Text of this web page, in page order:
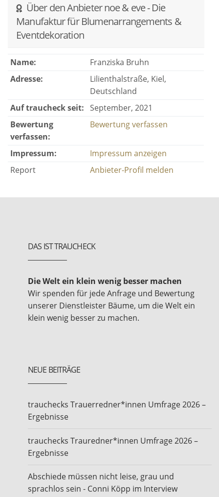
Über den Anbieter noe & eve - Die
Manufaktur für Blumenarrangements &
Eventdekoration
Name:
Franziska Bruhn
Adresse:
Lilienthalstraße, Kiel,
Deutschland
Auf traucheck seit:
September, 2021
Bewertung
verfassen:
Bewertung verfassen
Impressum:
Impressum anzeigen
Report
Anbieter-Profil melden
DAS IST TRAUCHECK
Die Welt ein klein wenig besser machen
Wir spenden für jede Anfrage und Bewertung
unserer Dienstleister Bäume, um die Welt ein
klein wenig besser zu machen.
NEUE BEITRÄGE
trauchecks Trauerredner*innen Umfrage 2026 –
Ergebnisse
trauchecks Trauredner*innen Umfrage 2026 –
Ergebnisse
Abschiede müssen nicht leise, grau und
sprachlos sein - Conni Köpp im Interview